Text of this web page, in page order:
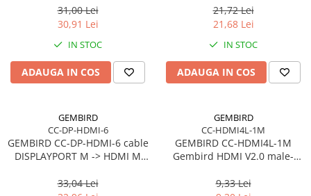
31,00 Lei
30,91 Lei
IN STOC
ADAUGA IN COS
21,72 Lei
21,68 Lei
IN STOC
ADAUGA IN COS
GEMBIRD
CC-DP-HDMI-6
GEMBIRD CC-DP-HDMI-6 cable
DISPLAYPORT M -> HDMI M
33,04 Lei
GEMBIRD
CC-HDMI4L-1M
GEMBIRD CC-HDMI4L-1M
Gembird HDMI V2.0 male-
ETHERNET CCS 1m
9,33 Lei